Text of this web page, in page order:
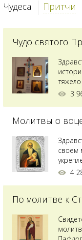
Чудеса Притчи
позже
3
Молитвы о
своем
мы с4
По молитве к